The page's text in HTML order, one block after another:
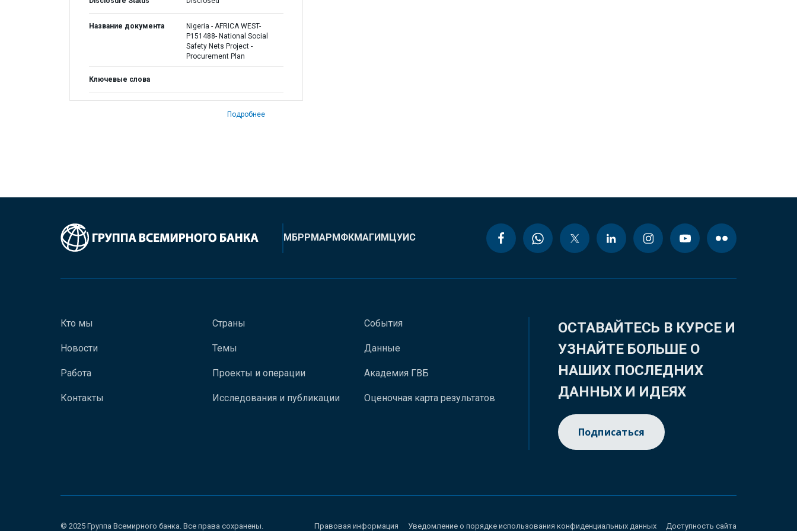
Название документа
Nigeria - AFRICA WEST-
P151488- National Social
Safety Nets Project -
Procurement Plan
Ключевые слова
Подробнее
МБРРМАРМФКМАГИМЦУИС
Кто мы
Новости
Работа
Контакты
Страны
Темы
Проекты и операции
Исследования и публикации
События
Данные
Академия ГВБ
Оценочная карта результатов
ОСТАВАЙТЕСЬ В КУРСЕ И
УЗНАЙТЕ БОЛЬШЕ О
НАШИХ ПОСЛЕДНИХ
ДАННЫХ И ИДЕЯХ
Подписаться
© 2025 Группа Всемирного банка. Все права сохранены. Правовая информация Уведомление о порядке использования конфиденциальных данных Доступность сайта